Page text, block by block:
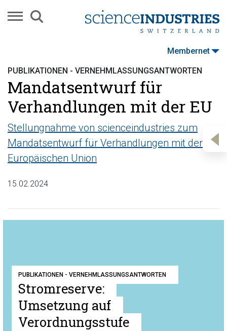
Membernet
PUBLIKATIONEN - VERNEHMLASSUNGSANTWORTEN
Mandatsentwurf für
Verhandlungen mit der EU
Stellungnahme von scienceindustries zum
Mandatsentwurf für Verhandlungen mit der
Europäischen Union
15.02.2024
PUBLIKATIONEN - VERNEHMLASSUNGSANTWORTEN
Stromreserve:
Umsetzung auf
Verordnungsstufe